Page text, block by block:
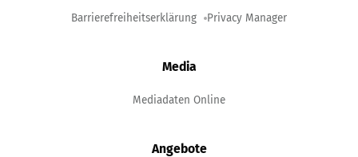
Barrierefreiheitserklärung Privacy Manager
Media
Mediadaten Online
Angebote